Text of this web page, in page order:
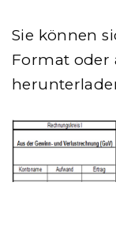
Sie können
Format oder